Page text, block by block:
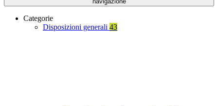
Categorie
Disposizioni generali 43